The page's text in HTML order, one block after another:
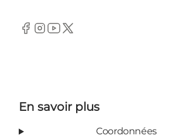
Facebook
Instagram
Youtube
Twitter
En savoir plus
Coordonnées